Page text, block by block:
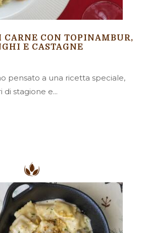
CON TOPINAMBUR,
E CASTAGNE
pensato a una ricetta speciale,
stagione e...